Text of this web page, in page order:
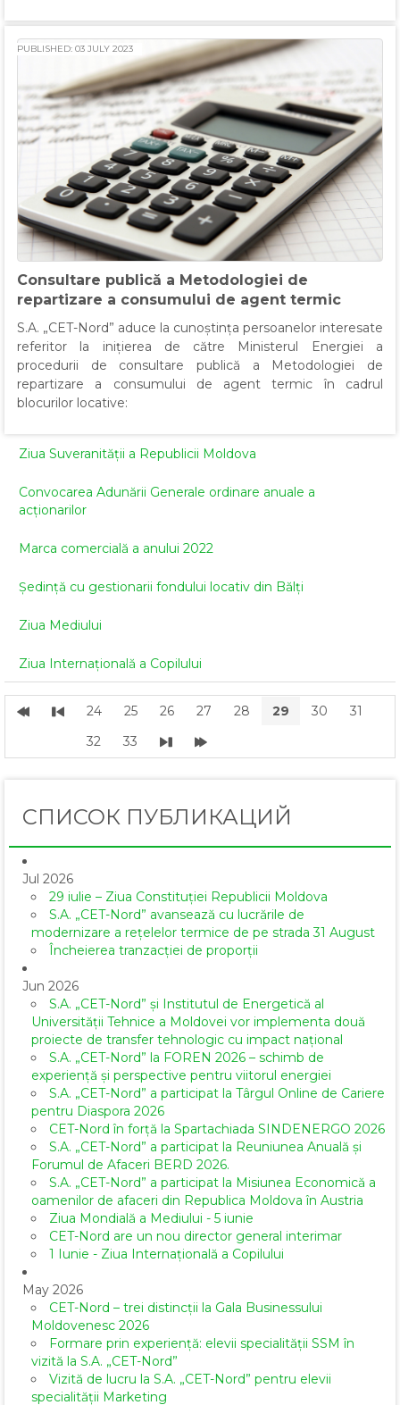
Consultare publică a Metodologiei de
repartizare a consumului de agent termic
PUBLISHED: 03 JULY 2023
S.A. „CET-Nord” aduce la cunoștința persoanelor interesate
referitor la inițierea de către Ministerul Energiei a
procedurii de consultare publică a Metodologiei de
repartizare a consumului de agent termic în cadrul
blocurilor locative:
Ziua Suveranității a Republicii Moldova
Convocarea Adunării Generale ordinare anuale a
acționarilor
Marca comercială a anului 2022
Ședință cu gestionarii fondului locativ din Bălți
Ziua Mediului
Ziua Internațională a Copilului
24 25 26 27 28 29 30
31
32
33
СПИСОК ПУБЛИКАЦИЙ
Jul 2026
29 iulie – Ziua Constituției Republicii Moldova
S.A. „CET-Nord” avansează cu lucrările de
modernizare a rețelelor termice de pe strada 31 August
Încheierea tranzacției de proporții
Jun 2026
S.A. „CET-Nord” și Institutul de Energetică al
Universității Tehnice a Moldovei vor implementa două
proiecte de transfer tehnologic cu impact național
S.A. „CET-Nord” la FOREN 2026 – schimb de
experiență și perspective pentru viitorul energiei
S.A. „CET-Nord” a participat la Târgul Online de Cariere
pentru Diaspora 2026
CET-Nord în forță la Spartachiada SINDENERGO 2026
S.A. „CET-Nord” a participat la Reuniunea Anuală și
Forumul de Afaceri BERD 2026.
S.A. „CET-Nord” a participat la Misiunea Economică a
oamenilor de afaceri din Republica Moldova în Austria
Ziua Mondială a Mediului - 5 iunie
CET-Nord are un nou director general interimar
1 Iunie - Ziua Internațională a Copilului
May 2026
CET-Nord – trei distincții la Gala Businessului
Moldovenesc 2026
Formare prin experiență: elevii specialității SSM în
vizită la S.A. „CET-Nord”
Vizită de lucru la S.A. „CET-Nord” pentru elevii
specialității Marketing